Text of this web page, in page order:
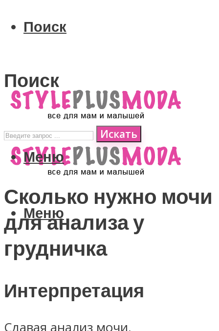
Поиск
Поиск
Искать
Меню
Меню
Сколько нужно мочи
для анализа у
грудничка
Интерпретация
Сдавая анализ мочи,